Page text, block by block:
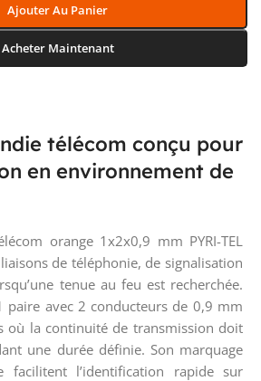
Ajouter Au Panier
Acheter Maintenant
télécom conçu pour
en environnement de
orange 1x2x0,9 mm PYRI-TEL
de téléphonie, de signalisation
tenue au feu est recherchée.
paire avec 2 conducteurs de 0,9 mm
où la continuité de transmission doit
une durée définie. Son marquage
facilitent l’identification rapide sur